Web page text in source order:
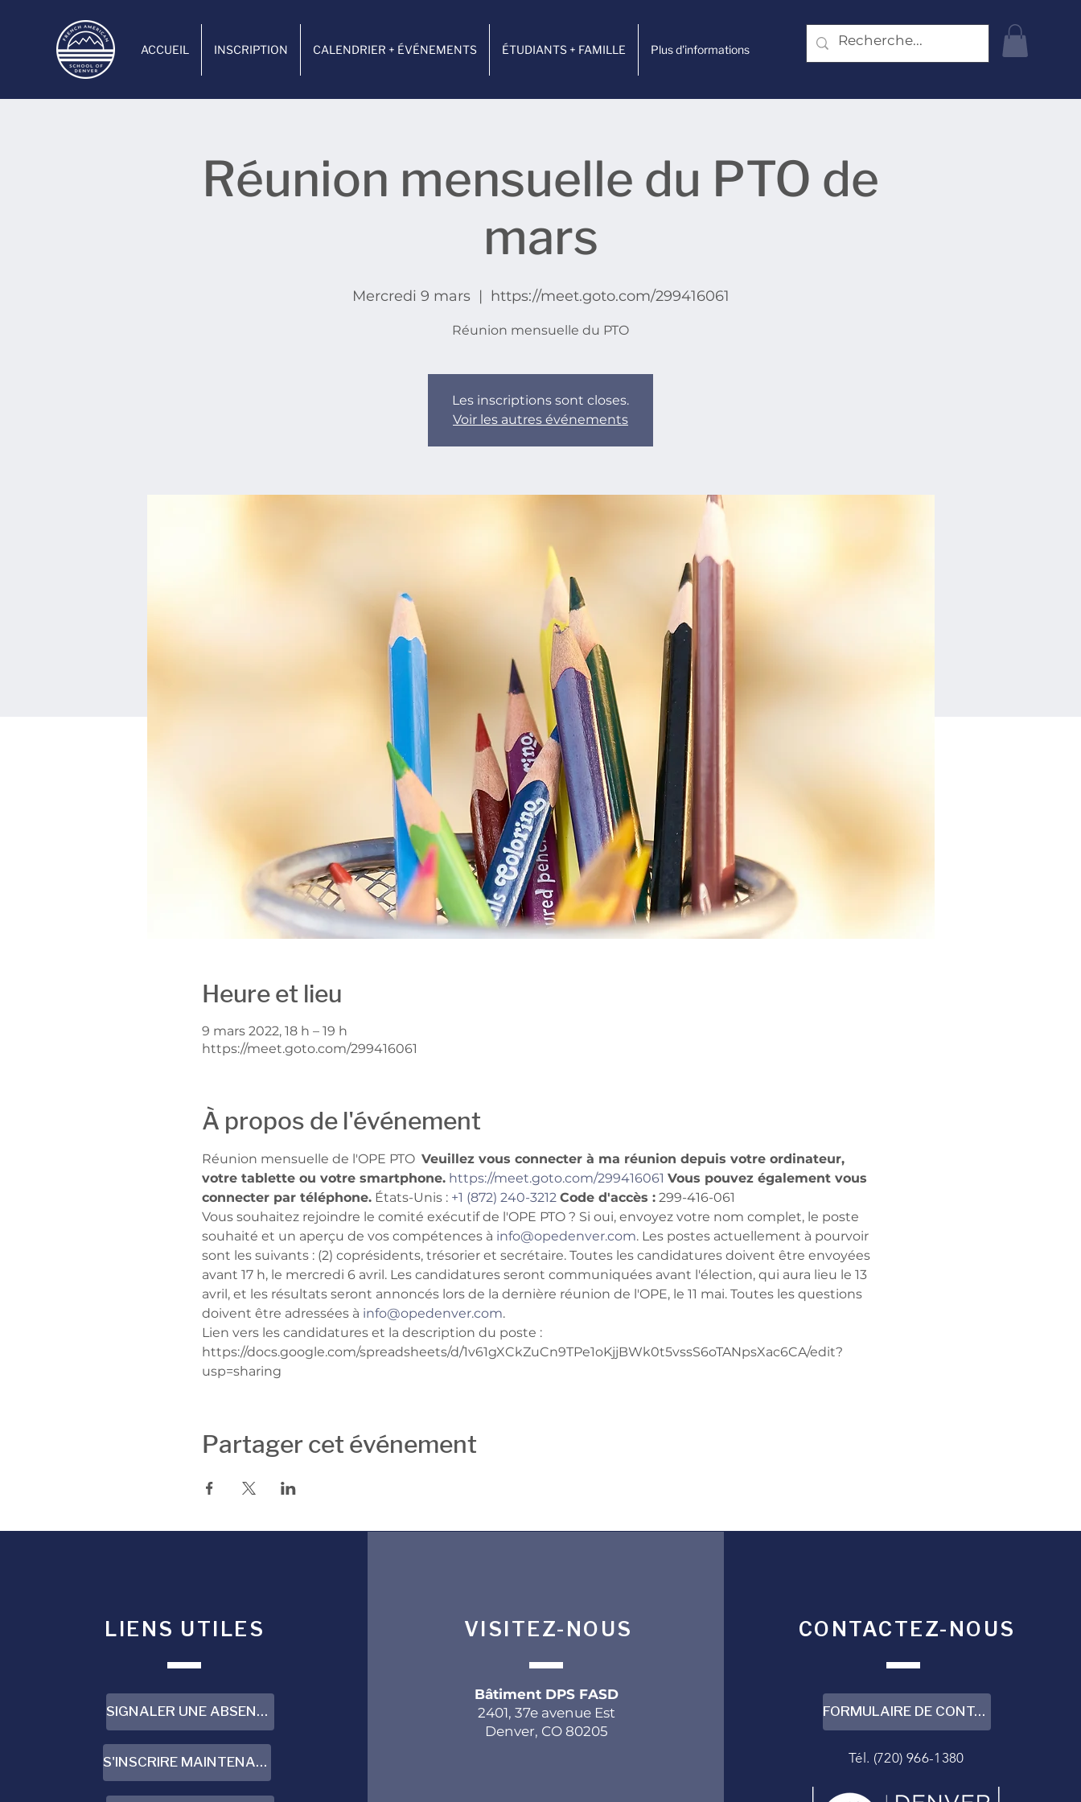
ACCUEIL INSCRIPTION CALENDRIER + ÉVÉNEMENTS ÉTUDIANTS + FAMILLE Plus d'informations
Réunion mensuelle du PTO de
mars
Mercredi 9 mars
  |
https://meet.goto.com/299416061
Réunion mensuelle du PTO
Les inscriptions sont closes.
Voir les autres événements
Heure et lieu
9 mars 2022, 18 h – 19 h
https://meet.goto.com/299416061
À propos de l'événement
Réunion mensuelle de l'OPE PTO Veuillez vous connecter à ma réunion depuis votre ordinateur,
votre tablette ou votre smartphone. https://meet.goto.com/299416061 Vous pouvez également vous
connecter par téléphone. États-Unis : +1 (872) 240-3212 Code d'accès : 299-416-061
Vous souhaitez rejoindre le comité exécutif de l'OPE PTO ? Si oui, envoyez votre nom complet, le poste
souhaité et un aperçu de vos compétences à info@opedenver.com. Les postes actuellement à pourvoir
sont les suivants : (2) coprésidents, trésorier et secrétaire. Toutes les candidatures doivent être envoyées
avant 17 h, le mercredi 6 avril. Les candidatures seront communiquées avant l'élection, qui aura lieu le 13
avril, et les résultats seront annoncés lors de la dernière réunion de l'OPE, le 11 mai. Toutes les questions
doivent être adressées à info@opedenver.com.
Lien vers les candidatures et la description du poste :
https://docs.google.com/spreadsheets/d/1v61gXCkZuCn9TPe1oKjjBWk0t5vssS6oTANpsXac6CA/edit?
usp=sharing
Partager cet événement
LIENS UTILES
SIGNALER UNE ABSENCE
S'INSCRIRE MAINTENANT
VISITEZ-NOUS
Bâtiment DPS FASD
2401, 37e avenue Est
Denver, CO 80205
CONTACTEZ-NOUS
FORMULAIRE DE CONTACT
Tél. (720) 966-1380